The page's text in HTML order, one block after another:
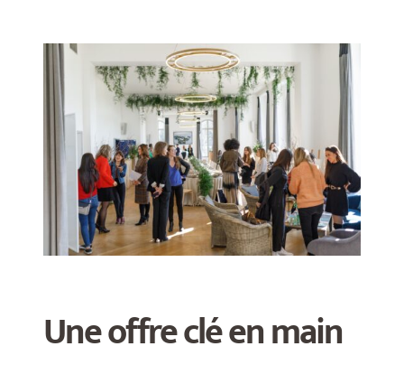
Une offre clé en main